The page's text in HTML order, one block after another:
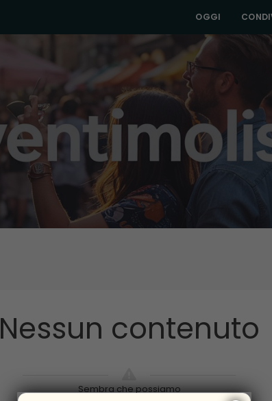
OGGI
Nessun contenuto
Sembra che possiamo